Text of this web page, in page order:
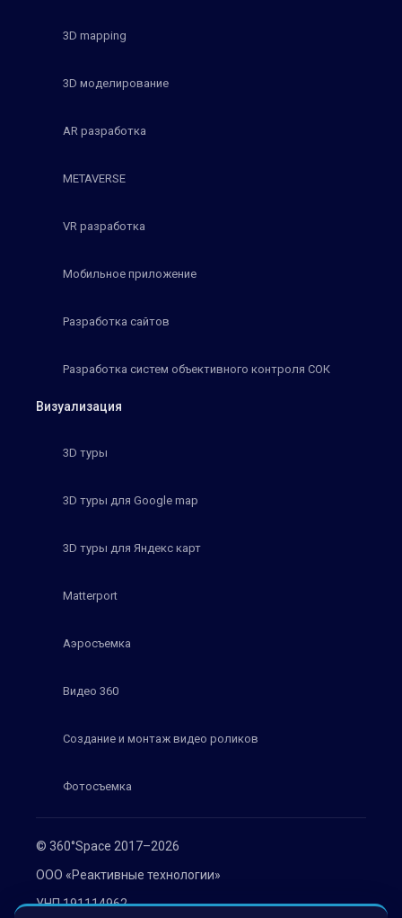
© 360°Space 2017–2026
ООО «Реактивные технологии»
УНП 191114962
3D mapping
3D моделирование
AR разработка
METAVERSE
VR разработка
Мобильное приложение
Разработка сайтов
Разработка систем объективного контроля СОК
Визуализация
3D туры
3D туры для Google map
3D туры для Яндекс карт
Matterport
Аэросъемка
Видео 360
Создание и монтаж видео роликов
Фотосъемка